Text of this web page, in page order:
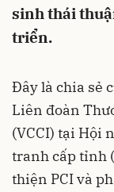
sinh thái
triển.
Đây là chia sẻ
Liên đoàn
(VCCI) tại Hội
tranh cấp tỉnh
thiện PCI và